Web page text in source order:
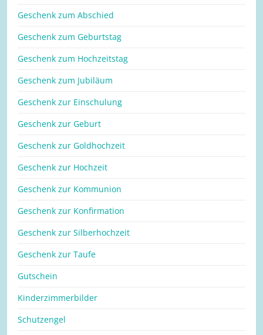
Geschenk zum Abschied
Geschenk zum Geburtstag
Geschenk zum Hochzeitstag
Geschenk zum Jubiläum
Geschenk zur Einschulung
Geschenk zur Geburt
Geschenk zur Goldhochzeit
Geschenk zur Hochzeit
Geschenk zur Kommunion
Geschenk zur Konfirmation
Geschenk zur Silberhochzeit
Geschenk zur Taufe
Gutschein
Kinderzimmerbilder
Schutzengel